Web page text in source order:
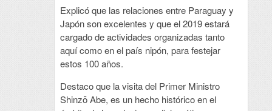
Explicó que las relaciones entre Paraguay y
Japón son excelentes y que el 2019 estará
cargado de actividades organizadas tanto
aquí como en el país nipón, para festejar
estos 100 años.
Destaco que la visita del Primer Ministro
Shinzō Abe, es un hecho histórico en el